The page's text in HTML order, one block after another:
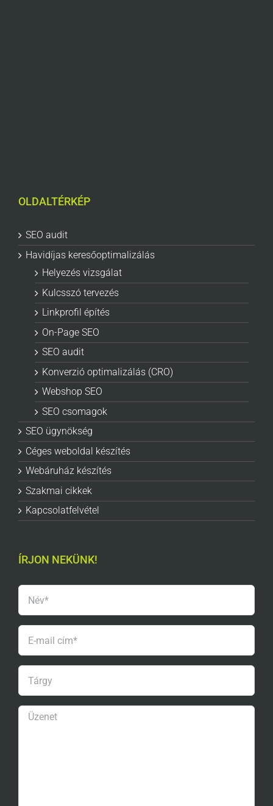
OLDALTÉRKÉP
SEO audit
Havidíjas keresőoptimalizálás
Helyezés vizsgálat
Kulcsszó tervezés
Linkprofil építés
On-Page SEO
SEO audit
Konverzió optimalizálás (CRO)
Webshop SEO
SEO csomagok
SEO ügynökség
Céges weboldal készítés
Webáruház készítés
Szakmai cikkek
Kapcsolatfelvétel
ÍRJON NEKÜNK!